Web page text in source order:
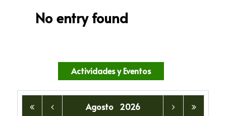
No entry found
Actividades y Eventos
Agosto 2026